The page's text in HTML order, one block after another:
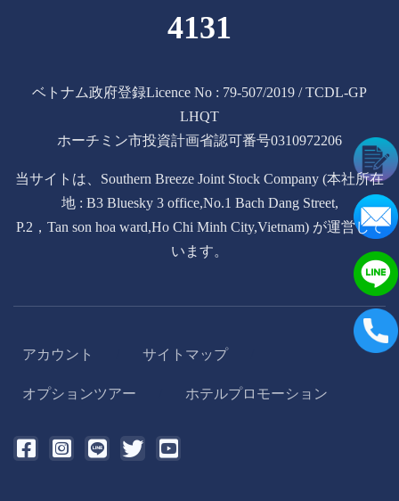
4131
ベトナム政府登録Licence No : 79-507/2019 / TCDL-GP
LHQT
ホーチミン市投資計画省認可番号0310972206
当サイトは、Southern Breeze Joint Stock Company (本社所在
地 : B3 Bluesky 3 office,No.1 Bach Dang Street,
P.2，Tan son hoa ward,Ho Chi Minh City,Vietnam) が運営して
います。
アカウント サイトマップ
オプションツアー ホテルプロモーション